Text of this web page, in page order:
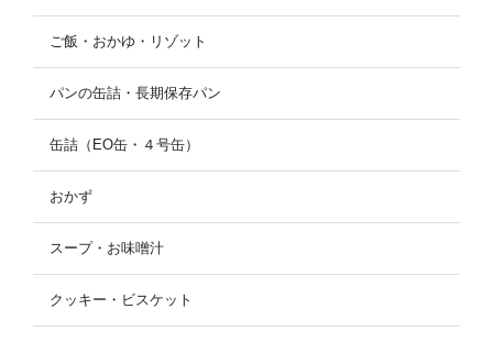
ご飯・おかゆ・リゾット
パンの缶詰・長期保存パン
缶詰（EO缶・４号缶）
おかず
スープ・お味噌汁
クッキー・ビスケット